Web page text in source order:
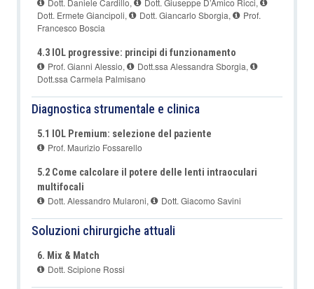
Dott. Daniele Cardillo, Dott. Giuseppe D’Amico Ricci,
Dott. Ermete Giancipoli, Dott. Giancarlo Sborgia,
Prof.
Francesco Boscia
4.3 IOL progressive: principi di funzionamento
Prof. Gianni Alessio, Dott.ssa Alessandra Sborgia,
Dott.ssa Carmela Palmisano
Diagnostica strumentale e clinica
5.1 IOL Premium: selezione del paziente
Prof. Maurizio Fossarello
5.2 Come calcolare il potere delle lenti intraoculari
multifocali
Dott. Alessandro Mularoni, Dott. Giacomo Savini
Soluzioni chirurgiche attuali
6. Mix & Match
Dott. Scipione Rossi